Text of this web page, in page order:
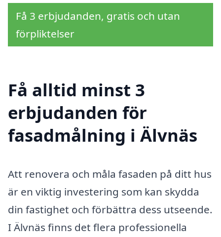
Få 3 erbjudanden, gratis och utan
förpliktelser
Få alltid minst 3
erbjudanden för
fasadmålning i Älvnäs
Att renovera och måla fasaden på ditt hus
är en viktig investering som kan skydda
din fastighet och förbättra dess utseende.
I Älvnäs finns det flera professionella